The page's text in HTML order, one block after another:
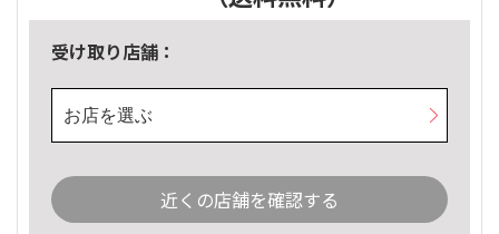
受け取り店舗：
お店を選ぶ
近くの店舗を確認する